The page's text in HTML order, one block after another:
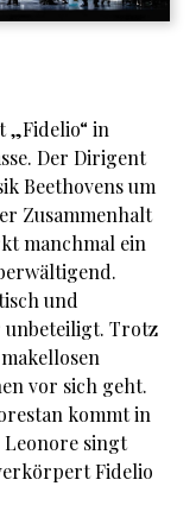
„Fidelio“ in
Der Dirigent
Beethovens um
Zusammenhalt
manchmal ein
und
unbeteiligt. Trotz
vor sich geht.
kommt in
singt
Fidelio